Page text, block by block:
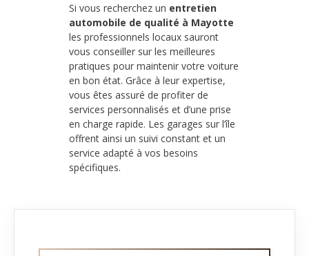
Si vous recherchez un entretien
automobile de qualité à Mayotte
les professionnels locaux sauront
vous conseiller sur les meilleures
pratiques pour maintenir votre voiture
en bon état. Grâce à leur expertise,
vous êtes assuré de profiter de
services personnalisés et d’une prise
en charge rapide. Les garages sur l’île
offrent ainsi un suivi constant et un
service adapté à vos besoins
spécifiques.